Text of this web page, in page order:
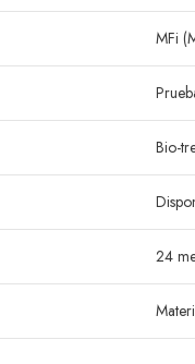
MFi
Bio-
24